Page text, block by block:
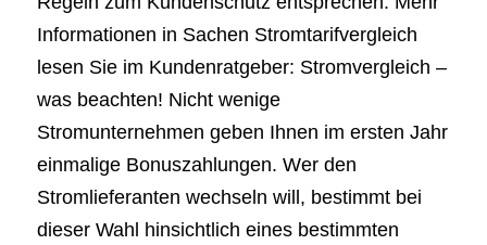
Informationen in Sachen Stromtarifvergleich
lesen Sie im Kundenratgeber: Stromvergleich –
was beachten! Nicht wenige
Stromunternehmen geben Ihnen im ersten Jahr
einmalige Bonuszahlungen. Wer den
Stromlieferanten wechseln will, bestimmt bei
dieser Wahl hinsichtlich eines bestimmten